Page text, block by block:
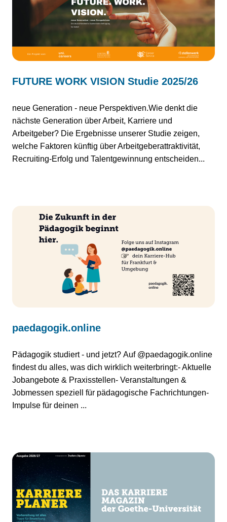
FUTURE WORK VISION Studie 2025/26
neue Generation - neue Perspektiven.Wie denkt die
nächste Generation über Arbeit, Karriere und
Arbeitgeber? Die Ergebnisse unserer Studie zeigen,
welche Faktoren künftig über Arbeitgeberattraktivität,
Recruiting-Erfolg und Talentgewinnung entscheiden...
paedagogik.online
Pädagogik studiert - und jetzt? Auf @paedagogik.online
findest du alles, was dich wirklich weiterbringt:- Aktuelle
Jobangebote & Praxisstellen- Veranstaltungen &
Jobmessen speziell für pädagogische Fachrichtungen-
Impulse für deinen ...